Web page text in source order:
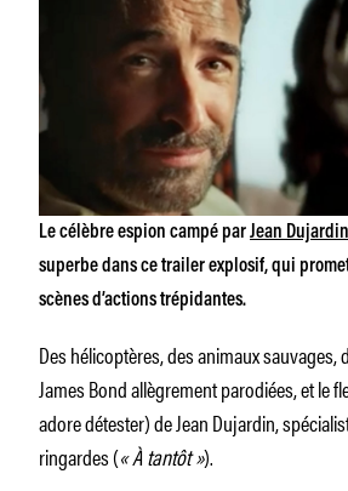
Le célèbre espion campé parJean Dujardin
superbe dans ce trailer explosif, qui
scènes d’actions trépidantes.
Des hélicoptères, des animaux sauvages,
James Bond allègrement parodiées, et le
adore détester) de Jean Dujardin,
ringardes (« À tantôt »).